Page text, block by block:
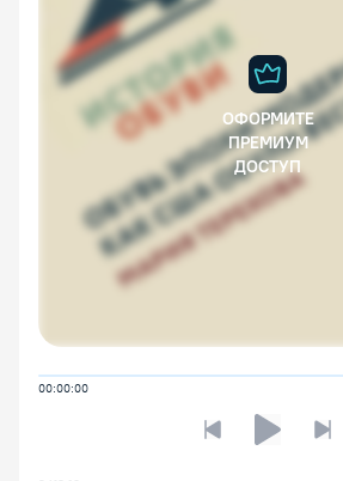
ОФОРМИТЕ
ПРЕМИУМ
ДОСТУП
00:00:00
Предыдущая